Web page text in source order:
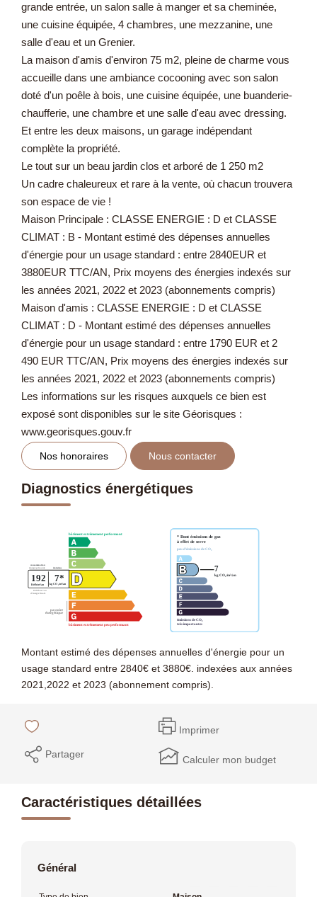
grande entrée, un salon salle à manger et sa cheminée,
une cuisine équipée, 4 chambres, une mezzanine, une
salle d'eau et un Grenier.
La maison d'amis d'environ 75 m2, pleine de charme vous
accueille dans une ambiance cocooning avec son salon
doté d'un poêle à bois, une cuisine équipée, une buanderie-
chaufferie, une chambre et une salle d'eau avec dressing.
Et entre les deux maisons, un garage indépendant
complète la propriété.
Le tout sur un beau jardin clos et arboré de 1 250 m2
Un cadre chaleureux et rare à la vente, où chacun trouvera
son espace de vie !
Maison Principale : CLASSE ENERGIE : D et CLASSE
CLIMAT : B - Montant estimé des dépenses annuelles
d'énergie pour un usage standard : entre 2840EUR et
3880EUR TTC/AN, Prix moyens des énergies indexés sur
les années 2021, 2022 et 2023 (abonnements compris)
Maison d'amis : CLASSE ENERGIE : D et CLASSE
CLIMAT : D - Montant estimé des dépenses annuelles
d'énergie pour un usage standard : entre 1790 EUR et 2
490 EUR TTC/AN, Prix moyens des énergies indexés sur
les années 2021, 2022 et 2023 (abonnements compris)
Les informations sur les risques auxquels ce bien est
exposé sont disponibles sur le site Géorisques :
www.georisques.gouv.fr
Nos honoraires Nous contacter
Diagnostics énergétiques
Montant estimé des dépenses annuelles d'énergie pour un
usage standard entre 2840€ et 3880€. indexées aux années
2021,2022 et 2023 (abonnement compris).
Imprimer
Partager Calculer mon budget
Caractéristiques détaillées
Général